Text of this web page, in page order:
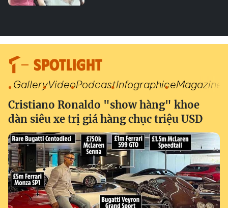
SPOTLIGHT
GalleryVideoPodcastInfographiceMagazine
Cristiano Ronaldo "show hàng" khoe
dàn siêu xe trị giá hàng chục triệu USD